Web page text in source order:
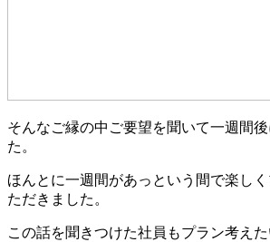
そんなご縁の中ご要望を聞いて一週間
た。
ほんとに一週間があっという間で楽し
ただきました。
この話を聞きつけた社員もプラン考え